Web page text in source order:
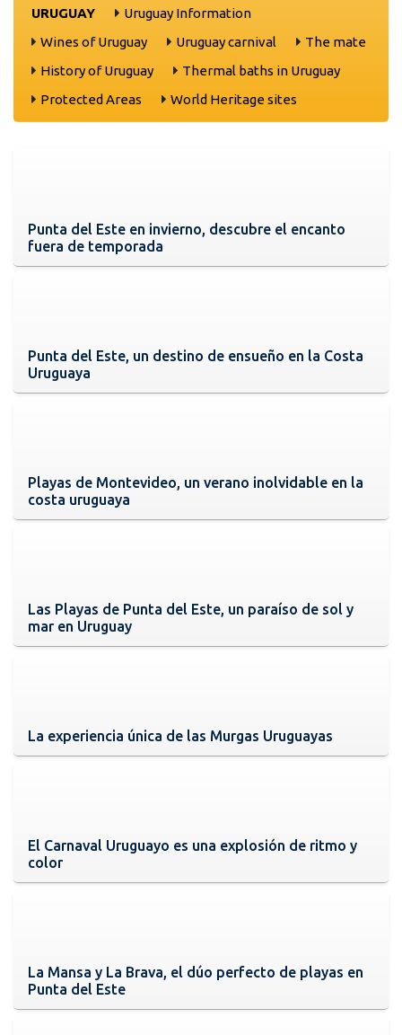
URUGUAY
Uruguay Information
Wines of Uruguay
Uruguay carnival
The mate
History of Uruguay
Thermal baths in Uruguay
Protected Areas
World Heritage sites
Punta del Este en invierno, descubre el encanto
fuera de temporada
Punta del Este, un destino de ensueño en la Costa
Uruguaya
Playas de Montevideo, un verano inolvidable en la
costa uruguaya
Las Playas de Punta del Este, un paraíso de sol y
mar en Uruguay
La experiencia única de las Murgas Uruguayas
El Carnaval Uruguayo es una explosión de ritmo y
color
La Mansa y La Brava, el dúo perfecto de playas en
Punta del Este